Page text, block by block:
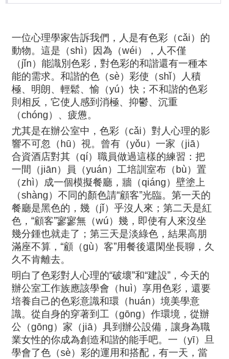
一位心理學家告訴我們，人是有色彩（cǎi）的
動物。這是（shì）因為（wéi），人不僅
（jǐn）能識別色彩，對色彩的和諧還有一種本
能的需求。和諧的色（sè）彩使（shǐ）人積
極、明朗、輕鬆、愉（yú）快；不和諧的色彩
則相反，它使人感到消極、抑鬱、沉重
（chóng）、疲憊。
尤其是在辦公室中，色彩（cǎi）對人心理的影
響不可忽（hū）視。曾有（yǒu）一家（jiā）
合資酒店對其（qí）職員做過這樣的練習：把
一間（jiān）員（yuán）工培訓室布（bù）置
（zhì）成一個模擬餐廳，牆（qiáng）壁塗上
（shàng）不同的顏色請“顧客”光臨。第一天的
餐廳是黑色的，幾（jǐ）乎沒人來；第二天是紅
色，“顧客”寥寥無（wú）幾，即使有人來沒坐
幾分鍾也就走了；第三天是淡綠色，結果高朋
滿座不算，“顧（gù）客”用餐後還閑坐長聊，久
久不肯離去。
明白了色彩對人心理的“破壞”和“建設”，今天的
辦公室工作族應該學會（huì）享用色彩，還要
培養自己的色彩意識和環（huán）境美學意
識。從自身的穿著到工（gōng）作環境，從辦
公（gōng）家（jiā）具到辦公設備，讓身為職
業女性的你成為創造和諧的能手吧。一（yī）旦
學會了色（sè）彩的運用和搭配，有一天，當